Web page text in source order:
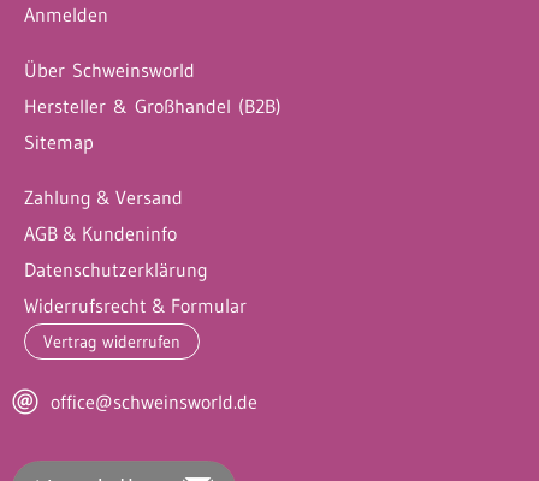
Anmelden
Über Schweinsworld
Hersteller & Großhandel (B2B)
Sitemap
Zahlung & Versand
AGB & Kundeninfo
Datenschutzerklärung
Widerrufsrecht & Formular
Vertrag widerrufen
office@schweinsworld.de